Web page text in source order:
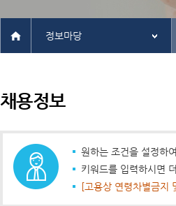
정보마당
채용정보
원하는 조건을 설정하
키워드를 입력하시면
[고용상 연령차별금지